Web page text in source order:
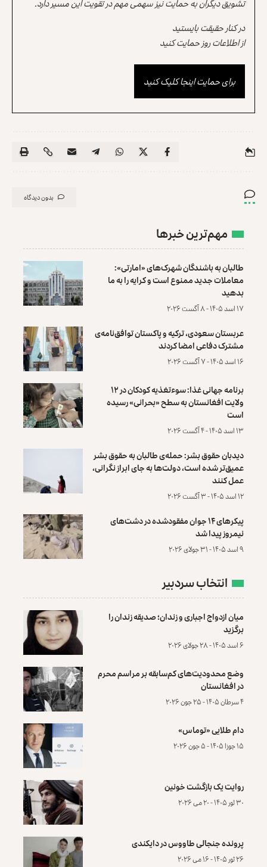
تشویق دیگران به حمایت نیز سهمی مهم در تقویت این مسیر دارد.
در کنار حقیقت بایستید
از اطلاعات روز حمایت کنید
برای حمایت اینجا کلیک کنید
بدون دیدگاه
مهم‌ترین خبرها
طالبان به باشندگان شهرک‌های «امارتی»:
معاملات جدید ممنوع است و کرایه را به ما
بدهید
۱۷ اسد ۱۴۰۵ - ۸ آگست ۲۰۲۶
عربستان سعودی، ترکیه و پاکستان توافق‌نامه‌ی
مشترک دفاعی امضا کردند
۱۶ اسد ۱۴۰۵ - ۷ آگست ۲۰۲۶
برنامه جهانی غذا: سوءتغذیه کودکان در ۱۲
ولایت افغانستان به سطح «بحرانی» رسیده
است
۱۳ اسد ۱۴۰۵ - ۴ آگست ۲۰۲۶
دیدبان حقوق بشر: حمله‌ی طالبان به حقوق بشر
عمیق‌تر شده است، دولت‌ها به جای ابراز نگرانی،
عمل کنند
۱۲ اسد ۱۴۰۵ - ۳ آگست ۲۰۲۶
پیکرهای ۱۴ جوان مفقودشده در دشت‌های
نیمروز پیدا شد
۹ اسد ۱۴۰۵ - ۳۱ جولای ۲۰۲۶
انتخاب سردبیر
میان ازدواج اجباری و زندان؛ صدیقه زندان را
برگزید
۶ اسد ۱۴۰۵ - ۲۸ جولای ۲۰۲۶
وضع محدودیت‌های کم‌سابقه بر مراسم محرم
در افغانستان
۴ سرطان ۱۴۰۵ - ۲۵ جون ۲۰۲۶
دام طلایی «توماس»
۱۵ جوزا ۱۴۰۵ - ۵ جون ۲۰۲۶
روایت یک بازگشت خونین
۳۰ ثور ۱۴۰۵ - ۲۰ می ۲۰۲۶
پرونده‌ جنجالی طاووس در دایکندی
۲۶ ثور ۱۴۰۵ - ۱۶ می ۲۰۲۶